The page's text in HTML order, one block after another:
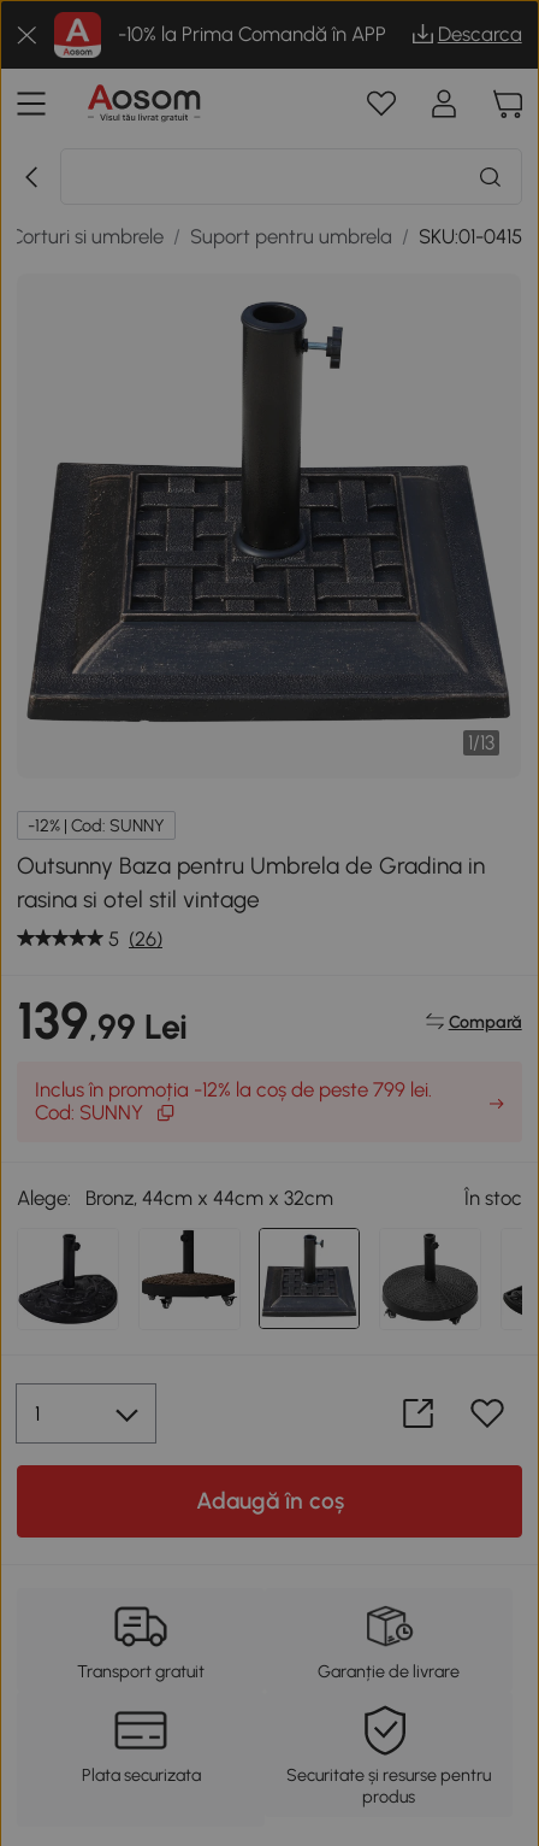
-10% la Prima Comandă în APP Descarca
Corturi si umbrele / Suport pentru umbrela / SKU:01-0415
1/13
-12% | Cod: SUNNY
Outsunny Baza pentru Umbrela de Gradina in
rasina si otel stil vintage
5 (26)
139,99 Lei Compară
Inclus în promoția -12% la coș de peste 799 lei.
Cod: SUNNY
Alege: Bronz, 44cm x 44cm x 32cm În stoc
Adaugă în coș
Transport gratuit Garanție de livrare
Plata securizata
Securitate și resurse pentru
produs